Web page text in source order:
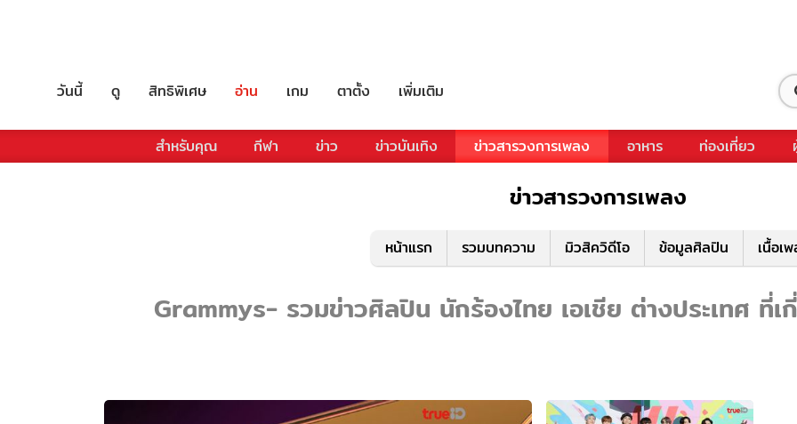
วันนี้ ดู สิทธิพิเศษ อ่าน เกม ตาตั้ง เพิ่มเติม
สำหรับคุณ กีฬา ข่าว ข่าวบันเทิง ข่าวสารวงการเพลง อาหาร ท่องเที่ยว
ข่าวสารวงการเพลง
หน้าแรก รวมบทความ มิวสิควิดีโอ ข้อมูลศิลปิน เนื้อเ
Grammys- รวมข่าวศิลปิน นักร้องไทย เอเชีย ต่างประเทศ ที่